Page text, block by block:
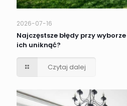
2026-07-16
Najczęstsze błędy przy
ich uniknąć?
Czytaj dalej